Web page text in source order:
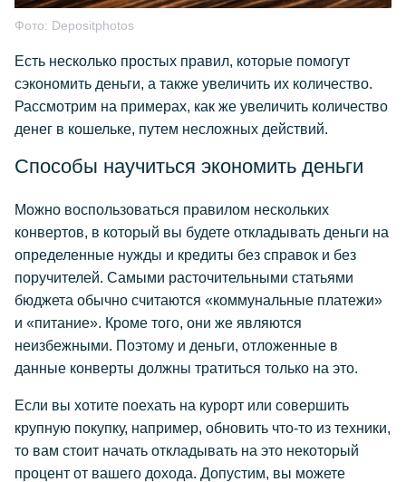
Фото: Depositphotos
Есть несколько простых правил, которые помогут
сэкономить деньги, а также увеличить их количество.
Рассмотрим на примерах, как же увеличить количество
денег в кошельке, путем несложных действий.
Способы научиться экономить деньги
Можно воспользоваться правилом нескольких
конвертов, в который вы будете откладывать деньги на
определенные нужды и кредиты без справок и без
поручителей. Самыми расточительными статьями
бюджета обычно считаются «коммунальные платежи»
и «питание». Кроме того, они же являются
неизбежными. Поэтому и деньги, отложенные в
данные конверты должны тратиться только на это.
Если вы хотите поехать на курорт или совершить
крупную покупку, например, обновить что-то из техники,
то вам стоит начать откладывать на это некоторый
процент от вашего дохода. Допустим, вы можете